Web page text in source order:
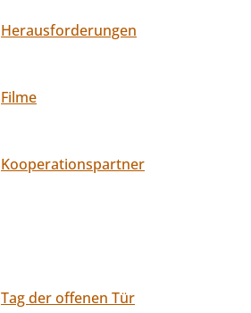
Herausforderungen
Filme
Kooperationspartner
Tag der offenen Tür